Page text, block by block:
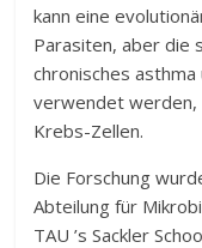
kann eine
Parasiten, aber die
chronisches
verwendet werden,
Krebs-Zellen.
Die Forschung
Abteilung für
TAU ’s Sackler